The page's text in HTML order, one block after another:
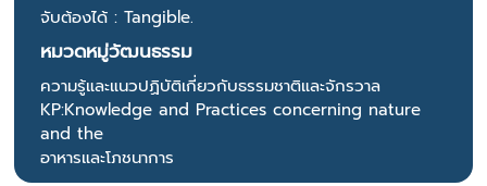
จับต้องได้ : Tangible.
หมวดหมู่วัฒนธรรม
ความรู้และแนวปฏิบัติเกี่ยวกับธรรมชาติและจักรวาล
KP:Knowledge and Practices concerning nature
and the
อาหารและโภชนาการ